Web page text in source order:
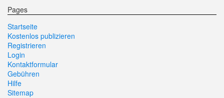
Pages
Startseite
Kostenlos publizieren
Registrieren
Login
Kontaktformular
Gebühren
Hilfe
Sitemap